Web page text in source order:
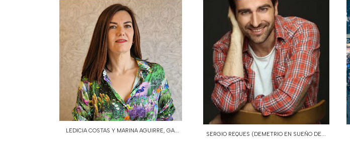
LEDICIA COSTAS Y MARINA AGUIRRE, GA...
SERGIO REQUES (DEMETRIO EN SUEÑO DE...